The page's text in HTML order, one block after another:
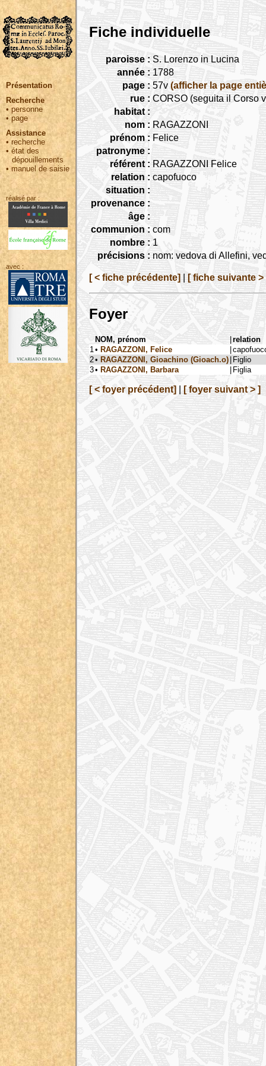
Présentation
Recherche
• personne
•page
Assistance
• recherche
•état des
dépouillements
•manuel de saisie
réalisé par :
avec :
Fiche individuelle
paroisse : S. Lorenzo in Lucina
année : 1788
page : 57v (afficher la page
rue : CORSO (seguita il Corso
habitat :
nom : RAGAZZONI
prénom : Felice
patronyme :
référent : RAGAZZONI Felice
relation : capofuoco
situation :
provenance :
âge :
communion : com
nombre : 1
précisions : nom: vedova di Allefini,
[ < fiche précédente] [ fiche suivante >
Foyer
NOM, prénom |relation
1 • RAGAZZONI, Felice |
2• RAGAZZONI, Gioachino (Gioach.o) | Figlio
3• RAGAZZONI, Barbara | Figlia
[ < foyer précédent] [ foyer suivant > ]